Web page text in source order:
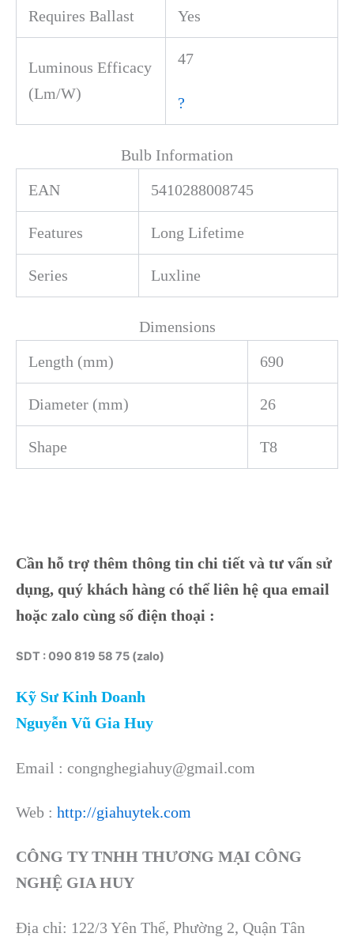
Requires Ballast Yes
Luminous Efficacy
(Lm/W)
47
?
Bulb Information
EAN
5410288008745
Features Long Lifetime
Series Luxline
Dimensions
Length (mm)
690
Diameter (mm) 26
Shape T8
Cần hỗ trợ thêm thông tin chi tiết và tư vấn sử
dụng, quý khách hàng có thể liên hệ qua email
hoặc zalo cùng số điện thoại :
SDT : 090 819 58 75 (zalo)
Kỹ Sư Kinh Doanh
Nguyễn Vũ Gia Huy
Email : congnghegiahuy@gmail.com
Web : http://giahuytek.com
CÔNG TY TNHH THƯƠNG MẠI CÔNG
NGHỆ GIA HUY
Địa chỉ: 122/3 Yên Thế, Phường 2, Quận Tân